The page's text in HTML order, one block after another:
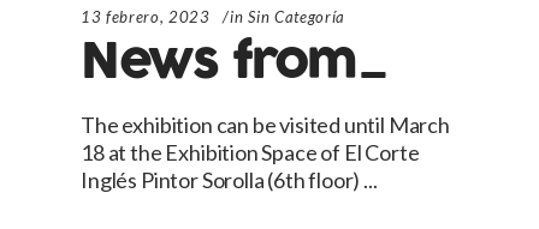
13 febrero, 2023 in Sin Categoría
News from_
The exhibition can be visited until March
18 at the Exhibition Space of El Corte
Inglés Pintor Sorolla (6th floor)